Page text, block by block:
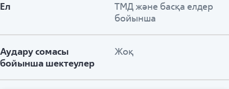
Ел
Аудару сомасы
бойынша шектеулер
ТМД және басқа елдер
бойынша
Жоқ